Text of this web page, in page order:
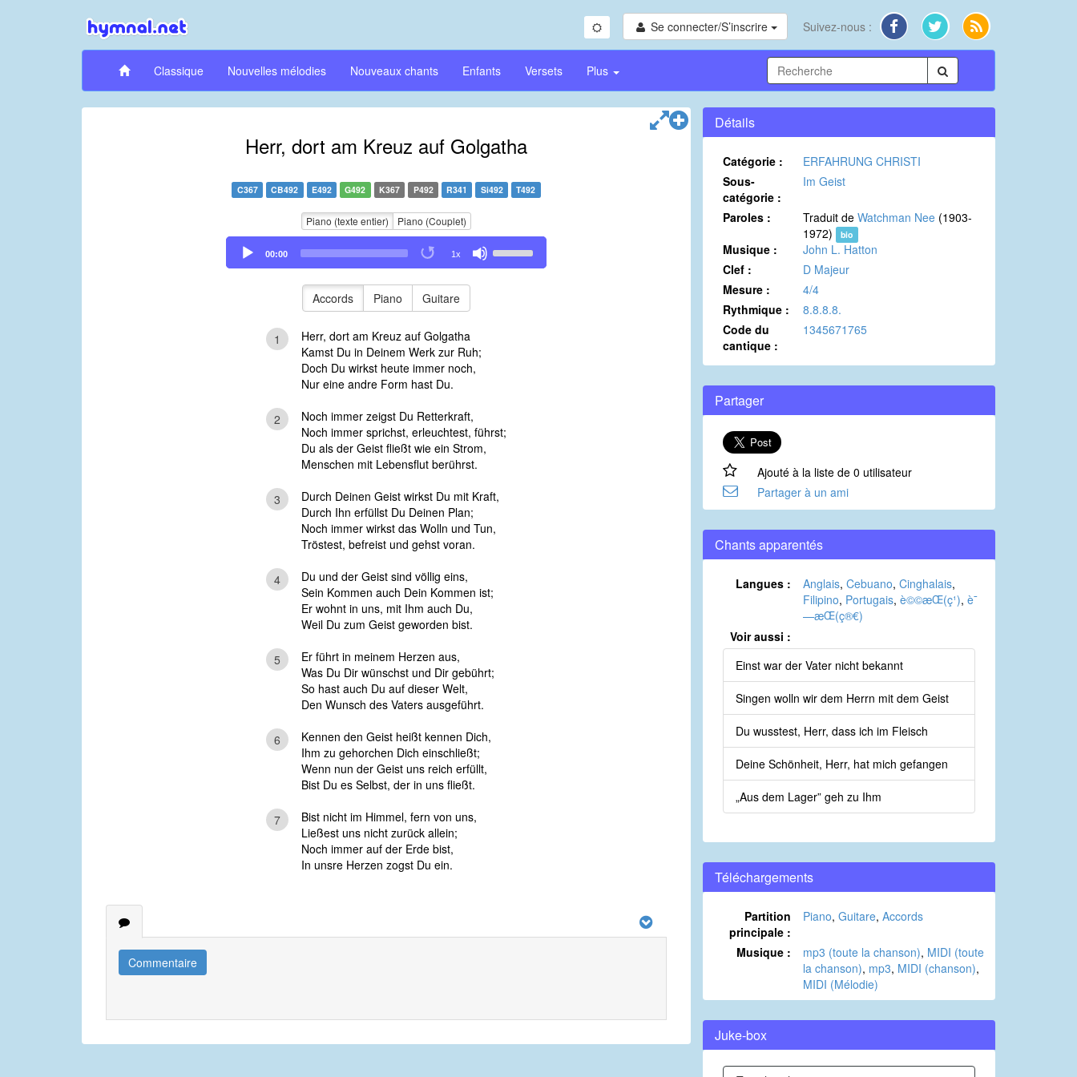
Se connecter/S’inscrire Suivez-nous :
Classique Nouvelles mélodies Nouveaux chants Enfants Versets Plus
Herr, dort am Kreuz auf Golgatha
C367 CB492 E492 G492 K367 P492 R341 Si492 T492
Piano (texte entier) Piano (Couplet)
Audio
Player
00:00 1x
Up/Down
Accords Piano Guitare
1
Herr, dort am Kreuz auf Golgatha
Kamst Du in Deinem Werk zur Ruh;
Doch Du wirkst heute immer noch,
Nur eine andre Form hast Du.
2
Noch immer zeigst Du Retterkraft,
Noch immer sprichst, erleuchtest, führst;
Du als der Geist fließt wie ein Strom,
Menschen mit Lebensflut berührst.
3
Durch Deinen Geist wirkst Du mit Kraft,
Durch Ihn erfüllst Du Deinen Plan;
Noch immer wirkst das Wolln und Tun,
Tröstest, befreist und gehst voran.
4
Du und der Geist sind völlig eins,
Sein Kommen auch Dein Kommen ist;
Er wohnt in uns, mit Ihm auch Du,
Weil Du zum Geist geworden bist.
5
Er führt in meinem Herzen aus,
Was Du Dir wünschst und Dir gebührt;
So hast auch Du auf dieser Welt,
Den Wunsch des Vaters ausgeführt.
6
Kennen den Geist heißt kennen Dich,
Ihm zu gehorchen Dich einschließt;
Wenn nun der Geist uns reich erfüllt,
Bist Du es Selbst, der in uns fließt.
7
Bist nicht im Himmel, fern von uns,
Ließest uns nicht zurück allein;
Noch immer auf der Erde bist,
In unsre Herzen zogst Du ein.
Commentaire
Détails
Catégorie :
ERFAHRUNG CHRISTI
Sous-
catégorie :
Im Geist
Paroles : Traduit de Watchman Nee (1903-
1972)
bio
Musique :
John L. Hatton
Clef :
D Majeur
Mesure :
4/4
Rythmique :
8.8.8.8.
Code du
cantique :
1345671765
Partager
Ajouté à la liste de 0 utilisateur
Partager à un ami
Chants apparentés
Langues : Anglais, Cebuano, Cinghalais,
Filipino, Portugais, è©©æ­Œ(ç¹), è¯
—æ­Œ(ç®€)
Voir aussi :
Einst war der Vater nicht bekannt
Singen wolln wir dem Herrn mit dem Geist
Du wusstest, Herr, dass ich im Fleisch
Deine Schönheit, Herr, hat mich gefangen
„Aus dem Lager” geh zu Ihm
Téléchargements
Partition
principale :
Piano, Guitare, Accords
Musique : mp3 (toute la chanson), MIDI (toute
la chanson), mp3, MIDI (chanson),
MIDI (Mélodie)
Juke-box